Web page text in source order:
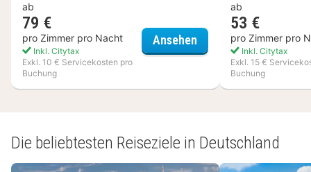
ab
79 €
pro Zimmer pro Nacht
Inkl. Citytax
Exkl. 10 € Servicekosten pro
Buchung
Ansehen Holiday Inn Munich
ab
53 €
pro Zimmer pro
Inkl. Citytax
Exkl. 15 €
Buchung
Die beliebtesten Reiseziele in Deutschland